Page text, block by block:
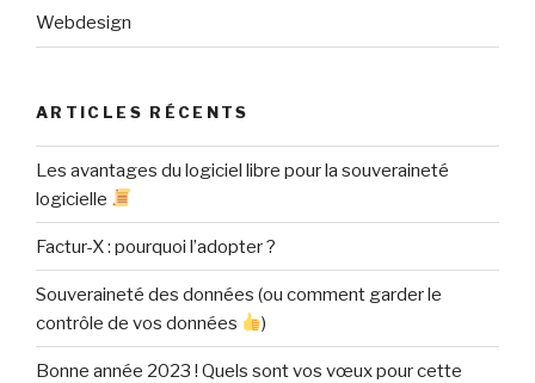
Webdesign
ARTICLES RÉCENTS
Les avantages du logiciel libre pour la souveraineté
logicielle
Factur-X : pourquoi l’adopter ?
Souveraineté des données (ou comment garder le
contrôle de vos données
)
Bonne année 2023 ! Quels sont vos vœux pour cette